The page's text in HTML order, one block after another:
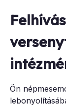
Ön